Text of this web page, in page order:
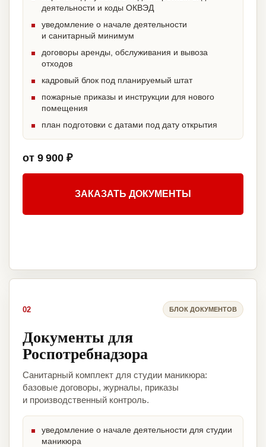
деятельности и коды ОКВЭД
уведомление о начале деятельности
и санитарный минимум
договоры аренды, обслуживания и вывоза
отходов
кадровый блок под планируемый штат
пожарные приказы и инструкции для нового
помещения
план подготовки с датами под дату открытия
от 9 900 ₽
ЗАКАЗАТЬ ДОКУМЕНТЫ
02 БЛОК ДОКУМЕНТОВ
Документы для
Роспотребнадзора
Санитарный комплект для студии маникюра:
базовые договоры, журналы, приказы
и производственный контроль.
уведомление о начале деятельности для студии
маникюра